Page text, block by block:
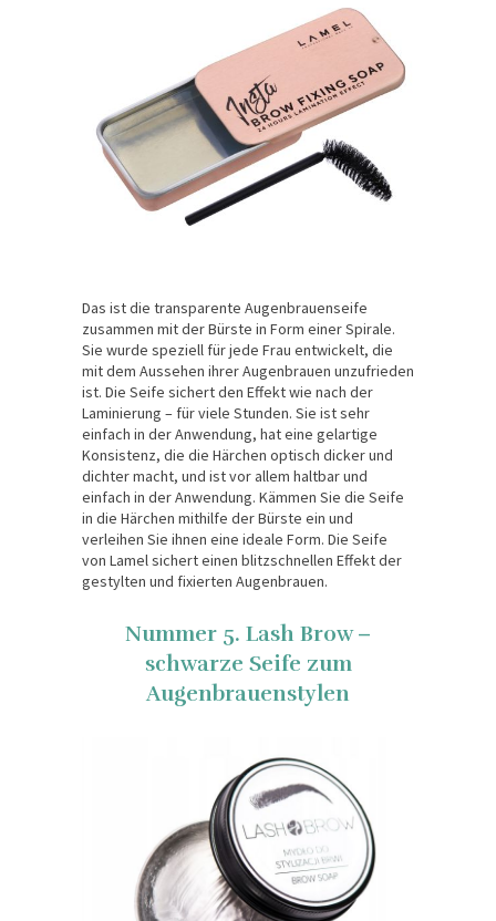
Das ist die transparente Augenbrauenseife
zusammen mit der Bürste in Form einer Spirale.
Sie wurde speziell für jede Frau entwickelt, die
mit dem Aussehen ihrer Augenbrauen unzufrieden
ist. Die Seife sichert den Effekt wie nach der
Laminierung – für viele Stunden. Sie ist sehr
einfach in der Anwendung, hat eine gelartige
Konsistenz, die die Härchen optisch dicker und
dichter macht, und ist vor allem haltbar und
einfach in der Anwendung. Kämmen Sie die Seife
in die Härchen mithilfe der Bürste ein und
verleihen Sie ihnen eine ideale Form. Die Seife
von Lamel sichert einen blitzschnellen Effekt der
gestylten und fixierten Augenbrauen.
Nummer 5. Lash Brow –
schwarze Seife zum
Augenbrauenstylen